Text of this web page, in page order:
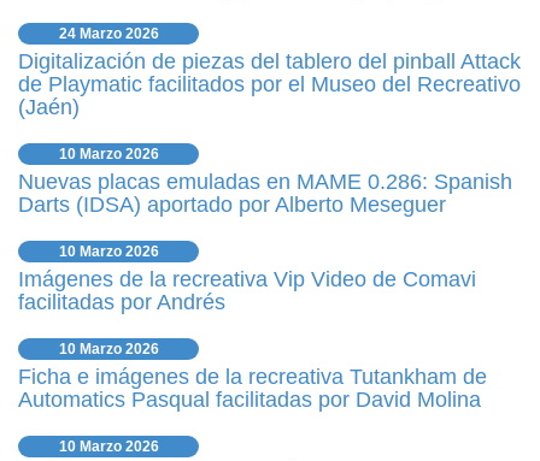
24 Marzo 2026
Digitalización de piezas del tablero del pinball Attack
de Playmatic facilitados por el Museo del Recreativo
(Jaén)
10 Marzo 2026
Nuevas placas emuladas en MAME 0.286: Spanish
Darts (IDSA) aportado por Alberto Meseguer
10 Marzo 2026
Imágenes de la recreativa Vip Video de Comavi
facilitadas por Andrés
10 Marzo 2026
Ficha e imágenes de la recreativa Tutankham de
Automatics Pasqual facilitadas por David Molina
10 Marzo 2026